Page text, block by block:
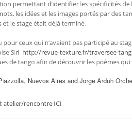
permettant d’identifier les spécificités de
les idées et les images portés par des
le stage était déjà terminé.
ceux qui n’avaient pas participé au
Siri http://revue-texture.fr/traversee-
de tango afin de découvrir les poèmes
Nuevos Aires and Jorge Arduh
atelier/rencontre ICI